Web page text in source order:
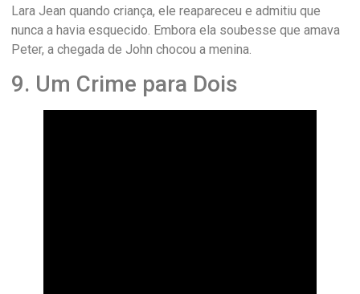
Lara Jean quando criança, ele reapareceu e admitiu que
nunca a havia esquecido. Embora ela soubesse que amava
Peter, a chegada de John chocou a menina.
9. Um Crime para Dois